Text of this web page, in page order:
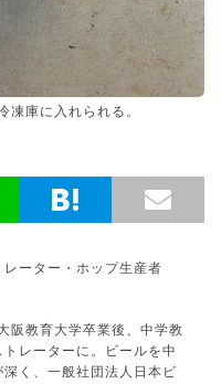
凍庫に入れられる。
ーター・ホップ生産者
阪教育大学卒業後、中学教
レーターに。ビールを中
く、一般社団法人日本ビ